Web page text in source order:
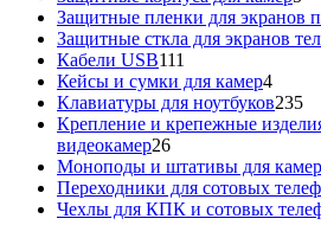
Защитные пленки для экранов
Защитные сткла для экранов
Кабели USB111
товаров
Кейсы и сумки для камер44
товара
Клавиатуры для ноутбуков235235
Крепление и крепежные
видеокамер2626
товаров
Моноподы и штативы для камер
Переходники для сотовых
Чехлы для КПК и сотовых